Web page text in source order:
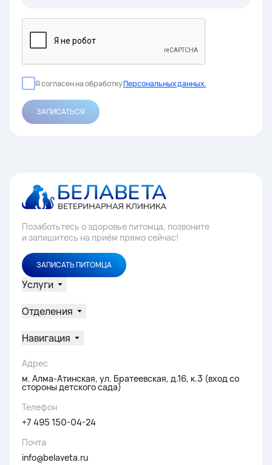
Я согласен на обработкуПерсональных данных.
ЗАПИСАТЬСЯ
Позаботьтесь о здоровье питомца, позвоните
и запишитесь на приём прямо сейчас!
ЗАПИСАТЬ ПИТОМЦА
Услуги
Отделения
Навигация
Адрес
м. Алма-Атинская, ул. Братеевская, д.16, к.3 (вход со
стороны детского сада)
Телефон
+7 495 150-04-24
Почта
info@belaveta.ru